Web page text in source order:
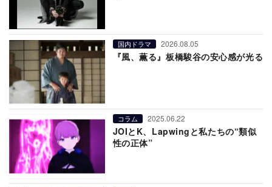
国内ドラマ 2026.08.05
『風、薫る』板橋駿谷の安心感が光る
コラム 2025.06.22
JOIとK、Lapwingと私たちの“類似
性の正体”